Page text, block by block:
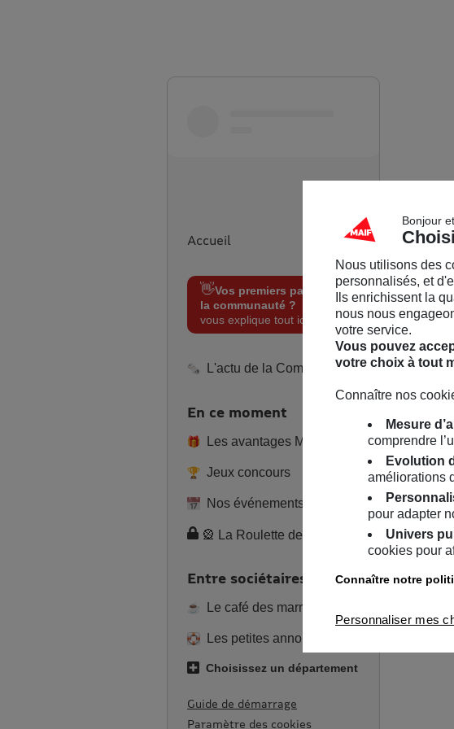
Accueil
👋Vos premiers pas sur
la communauté ?
vous explique tout ici !
L'actu de la Commu
En ce moment
Les avantages MAIF
Jeux concours
Nos événements
🎡 La Roulette de l’été 2
Entre sociétaires
Le café des marronniers
Les petites annonces
Choisissez un département
Guide de démarrage
Paramètre des cookies
🏆
🎉
Pour
6
🏅 5
06/02/
Aimé
1
Bonjour
Nous utilisons des
personnalisés, et
Ils enrichissent la
nous nous
votre service.
Vous pouvez
votre choix à tout
Connaître nos
Mesure
comprendre
Evolution
améliorations
pour adapter
Univers
cookies pour
Connaître notre
Personnaliser mes